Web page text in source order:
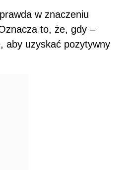
w znaczeniu
to, że, gdy –
aby uzyskać pozytywny